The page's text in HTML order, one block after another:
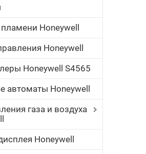
Honeywell
Honeywell
Honeywell S4565
автоматы Honeywell
газа и воздуха
Honeywell